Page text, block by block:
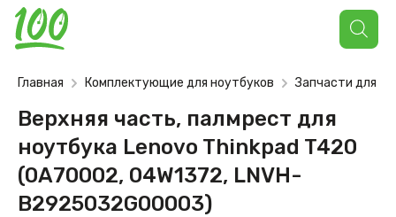
Поиск
товаров
Главная Комплектующие для ноутбуков Запчасти для
Верхняя часть, палмрест для
ноутбука Lenovo Thinkpad T420
(0A70002, 04W1372, LNVH-
B2925032G00003)